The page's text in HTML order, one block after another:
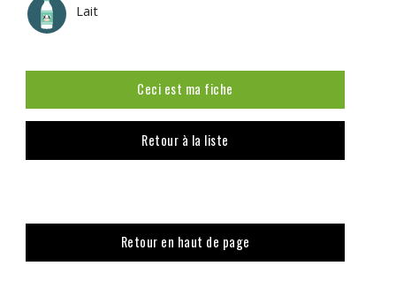
Lait
Ceci est ma fiche
Retour à la liste
Retour en haut de page